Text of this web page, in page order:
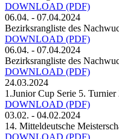
DOWNLOAD (PDF)
06.04. - 07.04.2024
Bezirksrangliste des
DOWNLOAD (PDF)
06.04. - 07.04.2024
Bezirksrangliste des
DOWNLOAD (PDF)
24.03.2024
1.Junior Cup Serie 5. Turnier
DOWNLOAD (PDF)
03.02. - 04.02.2024
14. Mitteldeutsche
DOWNLOAD (PDF)